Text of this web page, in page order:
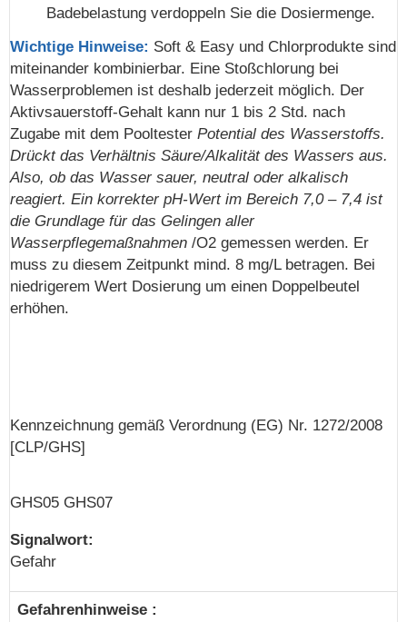
Badebelastung verdoppeln Sie die Dosiermenge.
Wichtige Hinweise: Soft & Easy und Chlorprodukte sind
miteinander kombinierbar. Eine Stoßchlorung bei
Wasserproblemen ist deshalb jederzeit möglich. Der
Aktivsauerstoff-Gehalt kann nur 1 bis 2 Std. nach
Zugabe mit dem Pooltester Potential des Wasserstoffs.
Drückt das Verhältnis Säure/Alkalität des Wassers aus.
Also, ob das Wasser sauer, neutral oder alkalisch
reagiert. Ein korrekter pH-Wert im Bereich 7,0 – 7,4 ist
die Grundlage für das Gelingen aller
Wasserpflegemaßnahmen /O2 gemessen werden. Er
muss zu diesem Zeitpunkt mind. 8 mg/L betragen. Bei
niedrigerem Wert Dosierung um einen Doppelbeutel
erhöhen.
Kennzeichnung gemäß Verordnung (EG) Nr. 1272/2008
[CLP/GHS]
GHS05 GHS07
Signalwort:
Gefahr
Gefahrenhinweise :